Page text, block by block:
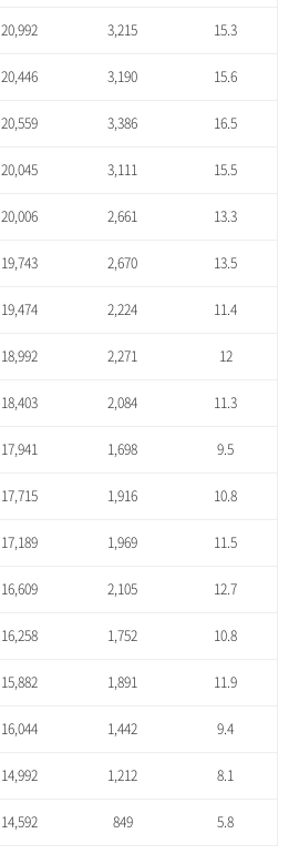
20,992 3,215 15.3
20,446 3,190 15.6
20,559 3,386 16.5
20,045 3,111 15.5
20,006 2,661 13.3
19,743 2,670 13.5
19,474 2,224 11.4
18,992 2,271 12
18,403 2,084 11.3
17,941 1,698 9.5
17,715 1,916 10.8
17,189 1,969 11.5
16,609 2,105 12.7
16,258 1,752 10.8
15,882 1,891 11.9
16,044 1,442 9.4
14,992 1,212 8.1
14,592 849 5.8